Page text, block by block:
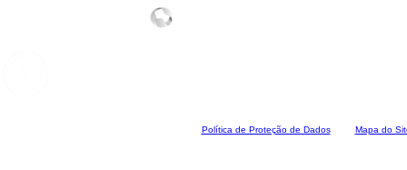
Política de Proteção de Dados Mapa do